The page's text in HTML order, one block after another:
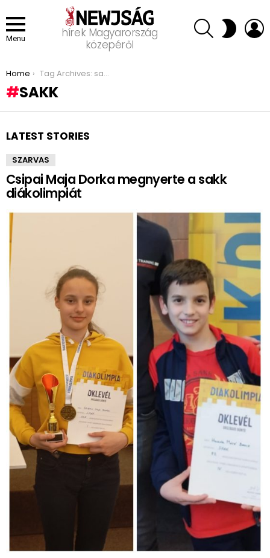
Menu
hírek Magyarország
közepéről
SEARCH SWITCH
SKIN
You are here:
Home Tag Archives: sakk
SAKK
LATEST STORIES
SZARVAS
Csipai Maja Dorka megnyerte a sakk
diákolimpiát